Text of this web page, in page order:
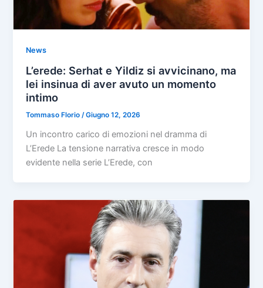
News
L’erede: Serhat e Yildiz si avvicinano, ma
lei insinua di aver avuto un momento
intimo
Tommaso Florio/Giugno 12, 2026
Un incontro carico di emozioni nel dramma di
L’Erede La tensione narrativa cresce in modo
evidente nella serie L’Erede, con